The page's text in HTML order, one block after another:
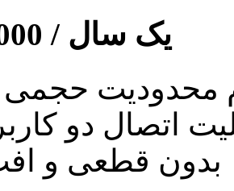
یک سال /
محدودیت
اتصال دو
بدون قطعی و